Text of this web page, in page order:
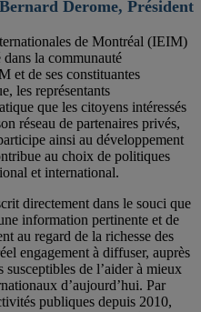
Derome, Président
de Montréal (IEIM)
la communauté
et de ses constituantes
les représentants
que les citoyens intéressés
réseau de partenaires privés,
ainsi au développement
au choix de politiques
et international.
directement dans le souci que
information pertinente et de
au regard de la richesse des
engagement à diffuser, auprès
de l’aider à mieux
d’aujourd’hui. Par
publiques depuis 2010,